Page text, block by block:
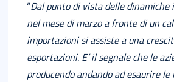
“Dal punto di vista delle
nel mese di marzo a fronte di un
importazioni si assiste a una
esportazioni. E’ il segnale che le
producendo andando ad esaurire